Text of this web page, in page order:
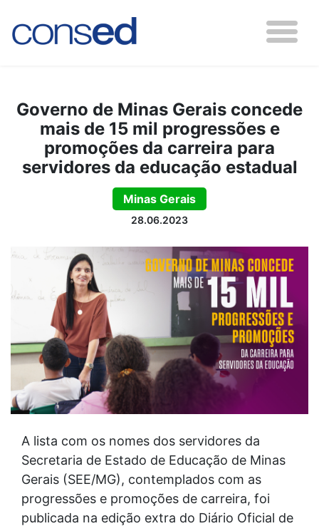
Governo de Minas Gerais concede
mais de 15 mil progressões e
promoções da carreira para
servidores da educação estadual
Minas Gerais
28.06.2023
A lista com os nomes dos servidores da
Secretaria de Estado de Educação de Minas
Gerais (SEE/MG), contemplados com as
progressões e promoções de carreira, foi
publicada na edição extra do Diário Oficial de